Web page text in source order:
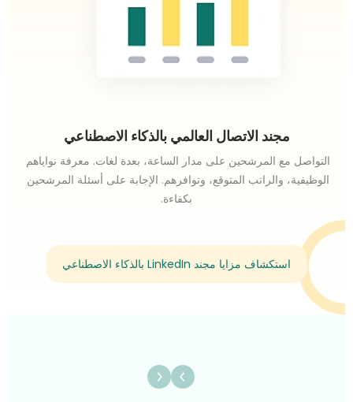
مجند الاتصال العالمي بالذكاء الاصطناعي
بكفاءة.
استكشاف مزايا مجند LinkedIn بالذكاء الاصطناعي